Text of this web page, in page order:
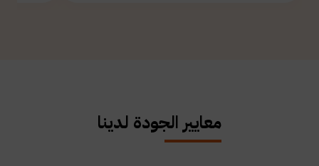
معايير الجودة لدينا